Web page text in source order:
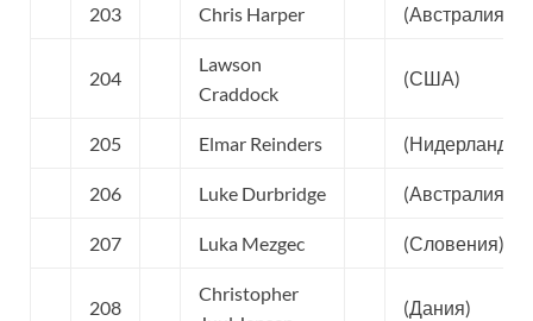
203 Chris Harper (Австралия)
204
Lawson
Craddock
(США)
205 Elmar Reinders (Нидерланды)
206 Luke Durbridge (Австралия)
207 Luka Mezgec (Словения)
208
Christopher
(Дания)